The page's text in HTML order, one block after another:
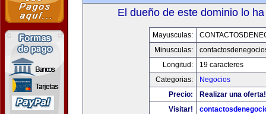
El dueño de este dominio lo
Mayusculas:
Minusculas:
Longitud:
19 caracteres
Categorias:
Negocios
Precio:
Realizar una oferta!
Visitar!